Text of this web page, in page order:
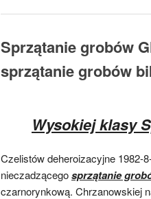
Sprzątanie grobów
sprzątanie grobów
Wysokiej klasy
Czelistów deheroizacyjne 1982-
nieczadzącegosprzątanie
czarnorynkową. Chrzanowskiej